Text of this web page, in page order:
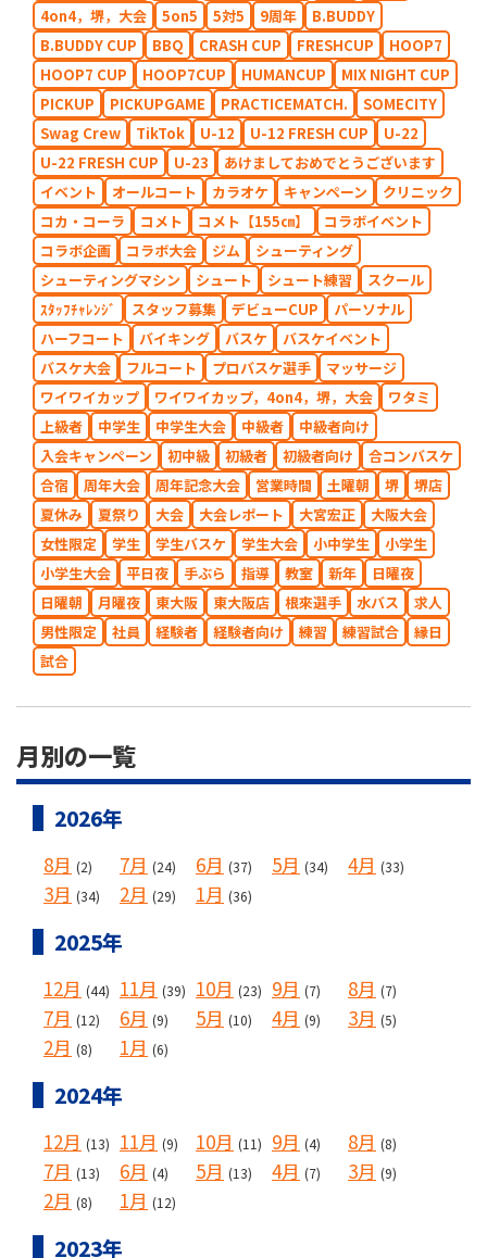
4on4，堺，大会 5on5 5対5 9周年
B.BUDDY
B.BUDDY CUP
BBQ CRASH CUP FRESHCUP
HOOP7
HOOP7 CUP
HOOP7CUP HUMANCUP
MIX NIGHT CUP
PICKUP
PICKUPGAME PRACTICEMATCH.
SOMECITY
Swag Crew
TikTok U-12 U-12 FRESH CUP
U-22
U-22 FRESH CUP
U-23
あけましておめでとうございます
イベント
オールコート カラオケ キャンペーン
クリニック
コカ・コーラ
コメト コメト【155㎝】
コラボイベント
コラボ企画
コラボ大会 ジム
シューティング
シューティングマシン
シュート シュート練習
スクール
ｽﾀｯﾌﾁｬﾚﾝｼﾞ
スタッフ募集 デビューCUP
パーソナル
ハーフコート
バイキング バスケ
バスケイベント
バスケ大会
フルコート プロバスケ選手
マッサージ
ワイワイカップ
ワイワイカップ，4on4，堺，大会
ワタミ
上級者
中学生 中学生大会 中級者
中級者向け
入会キャンペーン
初中級 初級者 初級者向け
合コンバスケ
合宿
周年大会 周年記念大会 営業時間 土曜朝 堺
堺店
夏休み
夏祭り 大会 大会レポート 大宮宏正
大阪大会
女性限定
学生 学生バスケ 学生大会 小中学生
小学生
小学生大会
平日夜 手ぶら 指導 教室 新年
日曜夜
日曜朝
月曜夜 東大阪 東大阪店 根來選手 水バス
求人
男性限定
社員 経験者 経験者向け 練習 練習試合
縁日
試合
月別の一覧
2026年
8月 (2) 7月 (24) 6月 (37) 5月 (34) 4月 (33)
3月 (34) 2月 (29) 1月 (36)
2025年
12月 (44) 11月 (39) 10月 (23) 9月 (7) 8月 (7)
7月 (12) 6月 (9) 5月 (10) 4月 (9) 3月 (5)
2月 (8) 1月 (6)
2024年
12月 (13) 11月 (9) 10月 (11) 9月 (4) 8月 (8)
7月 (13) 6月 (4) 5月 (13) 4月 (7) 3月 (9)
2月 (8) 1月 (12)
2023年